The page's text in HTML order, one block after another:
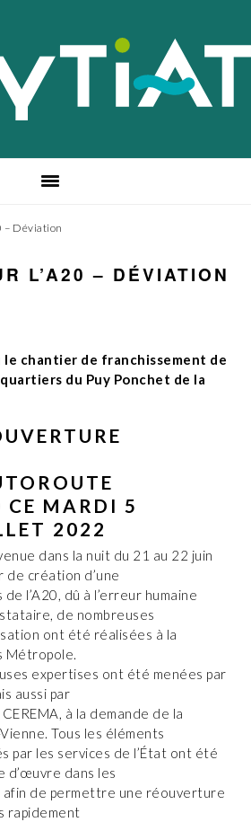
– Déviation
L’A20 – DÉVIATION
chantier de franchissement de
du Puy Ponchet de la
CE MARDI 5
2022
dans la nuit du 21 au 22 juin
de création d’une
l’A20, dû à l’erreur humaine
de nombreuses
ont été réalisées à la
Métropole.
expertises ont été menées par
aussi par
à la demande de la
Tous les éléments
par les services de l’État ont été
d’œuvre dans les
afin de permettre une réouverture
rapidement